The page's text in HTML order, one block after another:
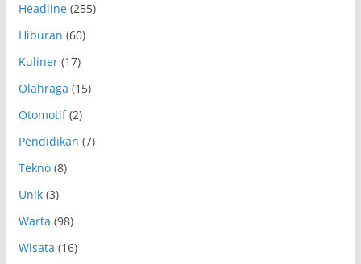
Headline(255)
Hiburan (60)
Kuliner(17)
Olahraga (15)
Otomotif(2)
Pendidikan (7)
Tekno(8)
Unik(3)
Warta (98)
Wisata (16)